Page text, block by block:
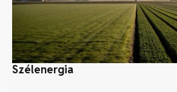
Szélenergia